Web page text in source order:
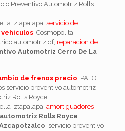
Preventivo Automotriz Rolls
Iztapalapa, servicio de
, Cosmopolita
automotriz df, reparacion de
Automotriz Cerro De La
de frenos precio, PALO
servicio preventivo automotriz
Rolls Royce
Iztapalapa, amortiguadores
Rolls Royce
, servicio preventivo